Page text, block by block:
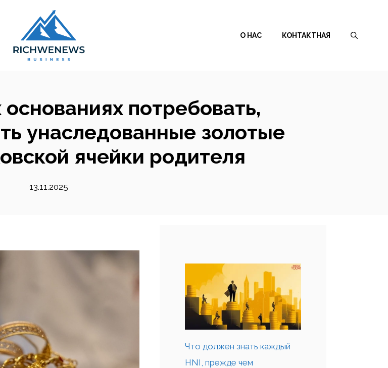
О НАС КОНТАКТНАЯ
потребовать,
унаследованные золотые
ячейки родителя
13.11.2025
Что должен знать каждый
HNI, прежде чем